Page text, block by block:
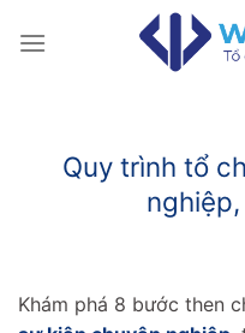
Quy trình tổ
Khám phá 8 bước then